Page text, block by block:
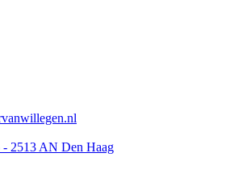
- 2513 AN Den Haag